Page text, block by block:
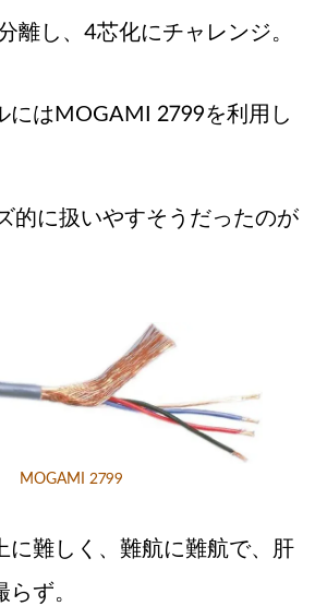
離し、4芯化にチャレンジ。
にはMOGAMI 2799を利用し
的に扱いやすそうだったのが
MOGAMI 2799
に難しく、難航に難航で、肝
ず。